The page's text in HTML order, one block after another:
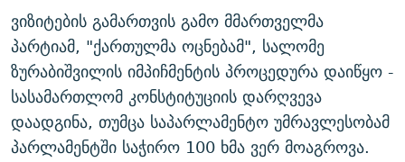
ვიზიტების გამართვის გამო მმართველმა
პარტიამ, "ქართულმა ოცნებამ", სალომე
ზურაბიშვილის იმპიჩმენტის პროცედურა დაიწყო -
სასამართლომ კონსტიტუციის დარღვევა
დაადგინა, თუმცა საპარლამენტო უმრავლესობამ
პარლამენტში საჭირო 100 ხმა ვერ მოაგროვა.